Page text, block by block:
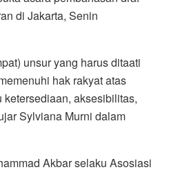
di Jakarta, Senin
unsur yang harus ditaati
hak rakyat atas
aksesibilitas,
Sylviana Murni dalam
Akbar selaku Asosiasi